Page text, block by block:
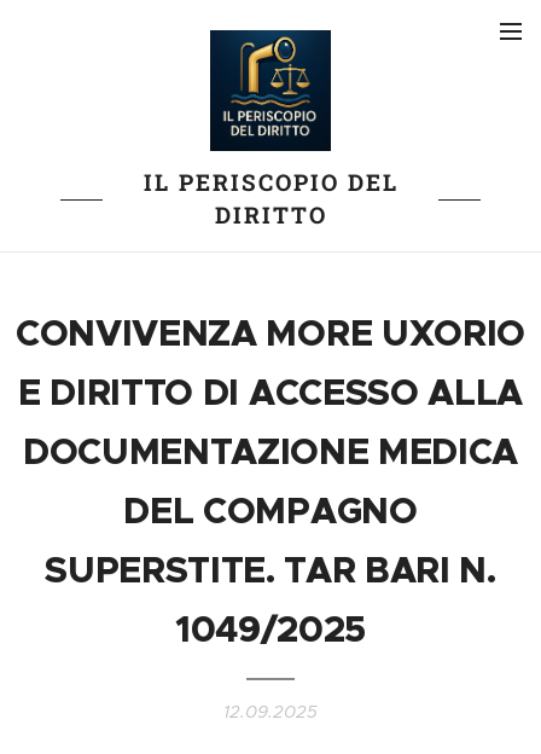
IL PERISCOPIO DEL
DIRITTO
CONVIVENZA MORE UXORIO
E DIRITTO DI ACCESSO ALLA
DOCUMENTAZIONE MEDICA
DEL COMPAGNO
SUPERSTITE. TAR BARI N.
1049/2025
12.09.2025